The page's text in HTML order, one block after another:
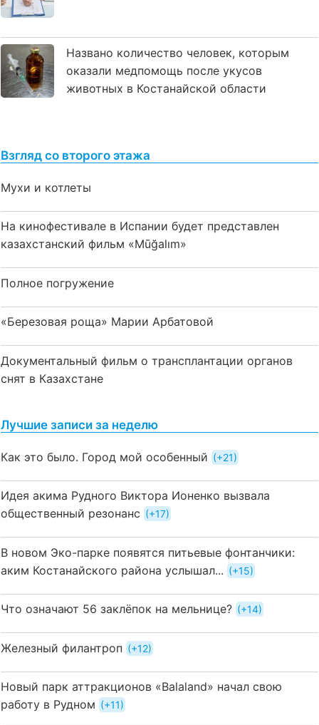
Названо количество человек, которым
оказали медпомощь после укусов
животных в Костанайской области
Взгляд со второго этажа
Мухи и котлеты
На кинофестивале в Испании будет представлен
казахстанский фильм «Mūğalım»
Полное погружение
«Березовая роща» Марии Арбатовой
Документальный фильм о трансплантации органов
снят в Казахстане
Лучшие записи за неделю
Как это было. Город мой особенный +21
Идея акима Рудного Виктора Ионенко вызвала
общественный резонанс
+17
В новом Эко-парке появятся питьевые фонтанчики:
аким Костанайского района услышал...
+15
Что означают 56 заклёпок на мельнице? +14
Железный филантроп +12
Новый парк аттракционов «Balaland» начал свою
работу в Рудном
+11